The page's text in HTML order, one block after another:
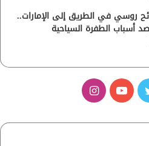
روسي في الطريق إلى الإمارات..
أسباب الطفرة السياحية